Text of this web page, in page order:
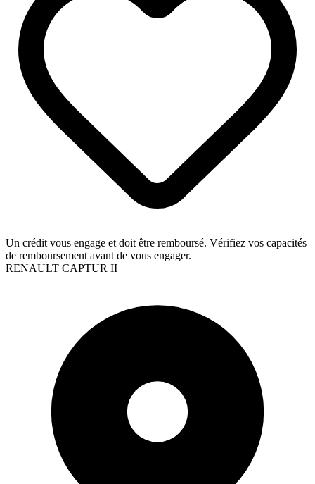
Un crédit vous engage et doit être remboursé. Vérifiez vos capacités
de remboursement avant de vous engager.
RENAULT CAPTUR II